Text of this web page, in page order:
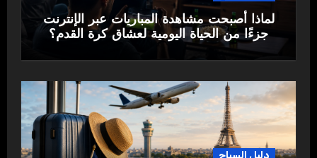
لماذا أصبحت مشاهدة المباريات عبر الإنترنت
جزءًا من الحياة اليومية لعشاق كرة القدم؟
دليل السياح